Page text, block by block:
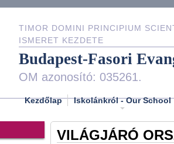
TIMOR DOMINI PRINCIPIUM
ISMERET KEZDETE
Budapest-Fasori
OM azonosító: 035261.
Kezdőlap Iskolánkról - Our School
VILÁGJÁRÓ